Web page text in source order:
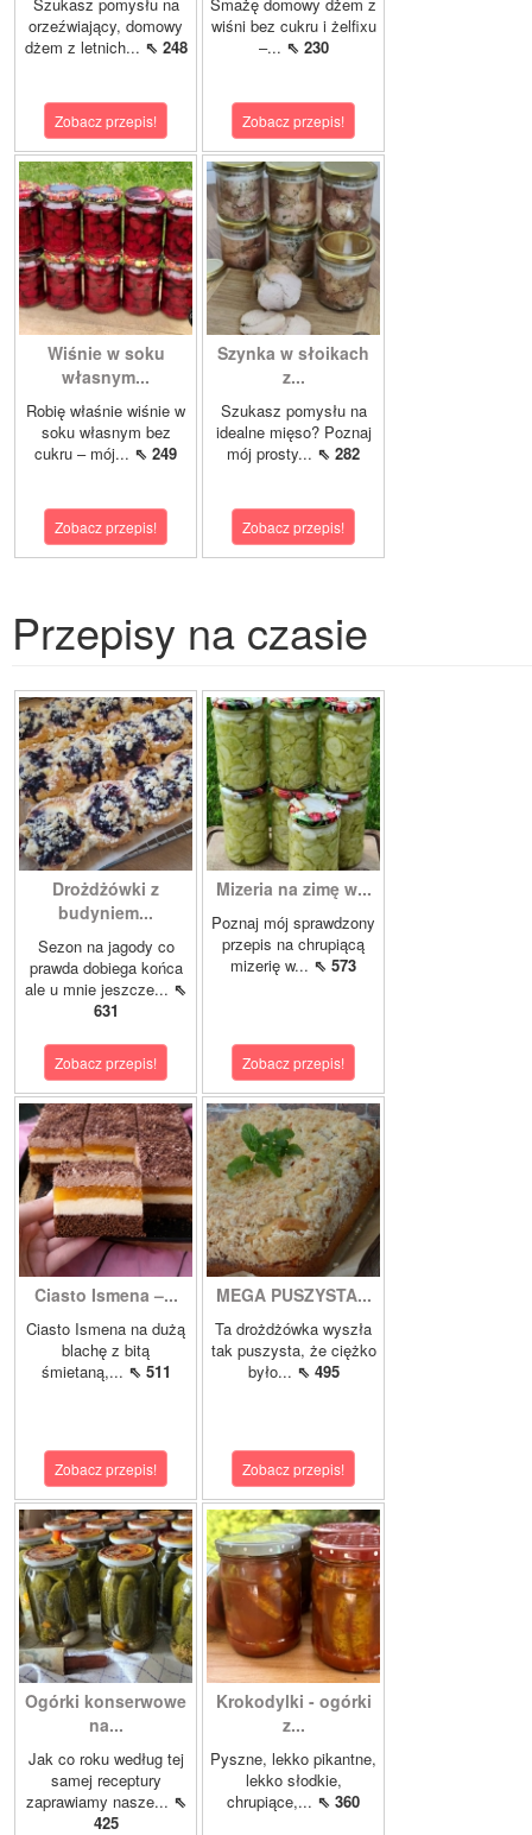
orzeźwiający, domowy
dżem z letnich... ⇖ 248
Zobacz przepis!
wiśni bez cukru i żelfixu
–... ⇖ 230
Zobacz przepis!
Wiśnie w soku
własnym...
Robię właśnie wiśnie w
soku własnym bez
cukru – mój... ⇖ 249
Zobacz przepis!
Szynka w słoikach
z...
Szukasz pomysłu na
idealne mięso? Poznaj
mój prosty... ⇖ 282
Zobacz przepis!
Przepisy na czasie
Drożdżówki z
budyniem...
Sezon na jagody co
prawda dobiega końca
ale u mnie jeszcze... ⇖
631
Zobacz przepis!
Mizeria na zimę w...
Poznaj mój sprawdzony
przepis na chrupiącą
mizerię w... ⇖ 573
Zobacz przepis!
Ciasto Ismena –...
Ciasto Ismena na dużą
blachę z bitą
śmietaną,... ⇖ 511
Zobacz przepis!
MEGA PUSZYSTA...
Ta drożdżówka wyszła
tak puszysta, że ciężko
było... ⇖ 495
Zobacz przepis!
Ogórki konserwowe
na...
Jak co roku według tej
samej receptury
zaprawiamy nasze... ⇖
425
Krokodylki - ogórki
z...
Pyszne, lekko pikantne,
lekko słodkie,
chrupiące,... ⇖ 360